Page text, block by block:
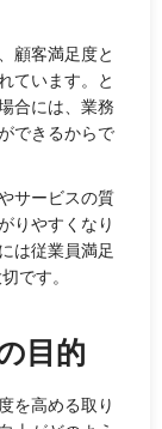
顧客満足度と
ています。と
合には、業務
できるからで
サービスの質
りやすくなり
は従業員満足
です。
目的
を高める取り